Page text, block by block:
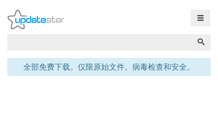
☰
全部免费下载。仅限原始文件。病毒检查和安全。